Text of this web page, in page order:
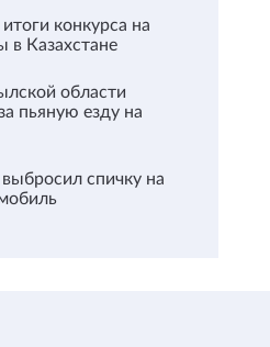
конкурса на
в Казахстане
области
пьяную езду на
спичку на